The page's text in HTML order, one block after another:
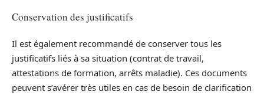
Conservation des justificatifs
Il est également recommandé de conserver tous les
justificatifs liés à sa situation (contrat de travail,
attestations de formation, arrêts maladie). Ces documents
peuvent s’avérer très utiles en cas de besoin de clarification